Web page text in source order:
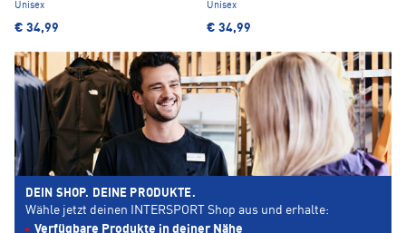
Unisex
€ 34,99
Unisex
€ 34,99
DEIN SHOP. DEINE PRODUKTE.
Wähle jetzt deinen INTERSPORT Shop aus und erhalte:
Verfügbare Produkte in deiner Nähe